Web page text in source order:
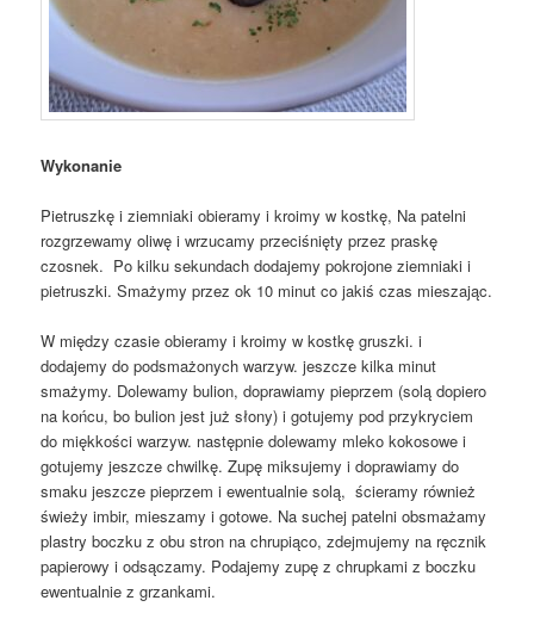
Wykonanie
Pietruszkę i ziemniaki obieramy i kroimy w kostkę, Na patelni
rozgrzewamy oliwę i wrzucamy przeciśnięty przez praskę
czosnek. Po kilku sekundach dodajemy pokrojone ziemniaki i
pietruszki. Smażymy przez ok 10 minut co jakiś czas mieszając.
W między czasie obieramy i kroimy w kostkę gruszki. i
dodajemy do podsmażonych warzyw. jeszcze kilka minut
smażymy. Dolewamy bulion, doprawiamy pieprzem (solą dopiero
na końcu, bo bulion jest już słony) i gotujemy pod przykryciem
do miękkości warzyw. następnie dolewamy mleko kokosowe i
gotujemy jeszcze chwilkę. Zupę miksujemy i doprawiamy do
smaku jeszcze pieprzem i ewentualnie solą, ścieramy również
świeży imbir, mieszamy i gotowe. Na suchej patelni obsmażamy
plastry boczku z obu stron na chrupiąco, zdejmujemy na ręcznik
papierowy i odsączamy. Podajemy zupę z chrupkami z boczku
ewentualnie z grzankami.